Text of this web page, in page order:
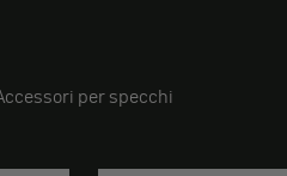
per specchi